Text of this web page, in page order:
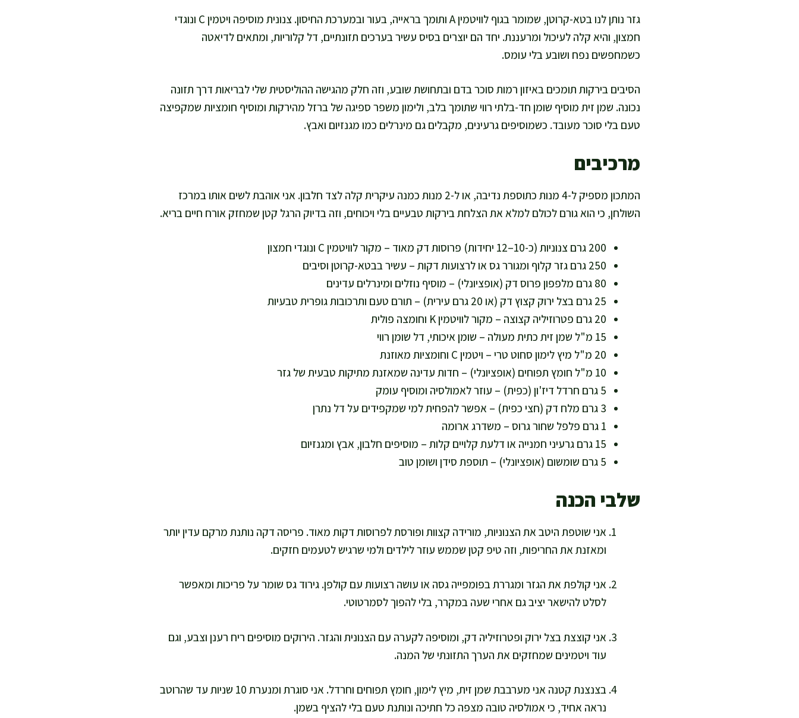
גזר נותן לנו בטא-קרוטן, שמומר בגוף לוויטמין A ותומך בראייה, בעור ובמערכת החיסון. צנונית מוסיפה ויטמין C ונוגדי
חמצון, והיא קלה לעיכול ומרעננת. יחד הם יוצרים בסיס עשיר בערכים תזונתיים, דל קלוריות, ומתאים לדיאטה
כשמחפשים נפח ושובע בלי עומס.
הסיבים בירקות תומכים באיזון רמות סוכר בדם ובתחושת שובע, וזה חלק מהגישה ההוליסטית שלי לבריאות דרך תזונה
נכונה. שמן זית מוסיף שומן חד-בלתי רווי שתומך בלב, ולימון משפר ספיגה של ברזל מהירקות ומוסיף חומציות שמקפיצה
טעם בלי סוכר מעובד. כשמוסיפים גרעינים, מקבלים גם מינרלים כמו מגנזיום ואבץ.
מרכיבים
המתכון מספיק ל-4 מנות כתוספת נדיבה, או ל-2 מנות כמנה עיקרית קלה לצד חלבון. אני אוהבת לשים אותו במרכז
השולחן, כי הוא גורם לכולם למלא את הצלחת בירקות טבעיים בלי ויכוחים, וזה בדיוק הרגל קטן שמחזק אורח חיים בריא.
200 גרם צנוניות (כ-10–12 יחידות) פרוסות דק מאוד – מקור לוויטמין C ונוגדי חמצון
250 גרם גזר קלוף ומגורר גס או לרצועות דקות – עשיר בבטא-קרוטן וסיבים
80 גרם מלפפון פרוס דק (אופציונלי) – מוסיף נוזלים ומינרלים עדינים
25 גרם בצל ירוק קצוץ דק (או 20 גרם עירית) – תורם טעם ותרכובות גופרית טבעיות
20 גרם פטרוזיליה קצוצה – מקור לוויטמין K וחומצה פולית
15 מ"ל שמן זית כתית מעולה – שומן איכותי, דל שומן רווי
20 מ"ל מיץ לימון סחוט טרי – ויטמין C וחומציות מאוזנת
10 מ"ל חומץ תפוחים (אופציונלי) – חדות עדינה שמאזנת מתיקות טבעית של גזר
5 גרם חרדל דיז'ון (כפית) – עוזר לאמולסיה ומוסיף עומק
3 גרם מלח דק (חצי כפית) – אפשר להפחית למי שמקפידים על דל נתרן
1 גרם פלפל שחור גרוס – משדרג ארומה
15 גרם גרעיני חמנייה או דלעת קלויים קלות – מוסיפים חלבון, אבץ ומגנזיום
5 גרם שומשום (אופציונלי) – תוספת סידן ושומן טוב
שלבי הכנה
אני שוטפת היטב את הצנוניות, מורידה קצוות ופורסת לפרוסות דקות מאוד. פריסה דקה נותנת מרקם עדין יותר
ומאזנת את החריפות, וזה טיפ קטן שממש עוזר לילדים ולמי שרגיש לטעמים חזקים.
אני קולפת את הגזר ומגררת בפומפייה גסה או עושה רצועות עם קולפן. גירוד גס שומר על פריכות ומאפשר
לסלט להישאר יציב גם אחרי שעה במקרר, בלי להפוך לסמרטוטי.
אני קוצצת בצל ירוק ופטרוזיליה דק, ומוסיפה לקערה עם הצנונית והגזר. הירוקים מוסיפים ריח רענן וצבע, וגם
עוד ויטמינים שמחזקים את הערך התזונתי של המנה.
בצנצנת קטנה אני מערבבת שמן זית, מיץ לימון, חומץ תפוחים וחרדל. אני סוגרת ומנערת 10 שניות עד שהרוטב
נראה אחיד, כי אמולסיה טובה מצפה כל חתיכה ונותנת טעם בלי להציף בשמן.